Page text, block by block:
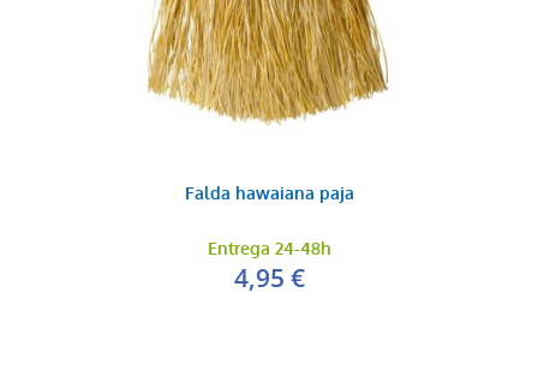
Falda hawaiana paja
Entrega 24-48h
4,95 €